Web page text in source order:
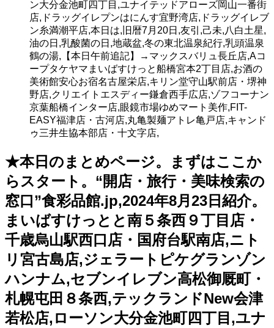
ン大分金池町四丁目,ユナイテッドアローズ岡山一番街
店,ドラッグイレプンはにんす宜野湾店,ドラッグイレブ
ン糸満潮平店,本日は,旧暦7月20日,友引,己未,八白土星,
油の日,乳酸菌の日,地蔵盆,冬の東北温泉紀行,乳頭温泉
鶴の湯,【本日午前追記】→マックスバリュ長丘店,Aコ
ープタケヤマまいばすけっと船橋宮本2丁目店,お酒の
美術館安心お宿名古屋栄店,キリン堂守山駅前店・堺神
野店,クリエイトエスディー鎌倉西手広店,ゾフコーナン
京葉船橋インター店,眼鏡市場ゆめマート美作,FIT-
EASY福津店・古河店,丸亀製麺アトレ亀戸店,キャンド
ゥ三井生協本部店・十文字店,
★本日のまとめページ。まずはここか
らスタート。“開店・旅行・美味検索の
窓口”食彩品館.jp,2024年8月23日紹介。
まいばすけっとと南５条西９丁目店・
千歳烏山駅西口店・国府台駅南店,ニト
リ宮古島店,ジェラートピケグランゾン
ハンナム,セブンイレブン高松御厩町・
札幌屯田８条西,テックランドNew会津
若松店,ローソン大分金池町四丁目,ユナ